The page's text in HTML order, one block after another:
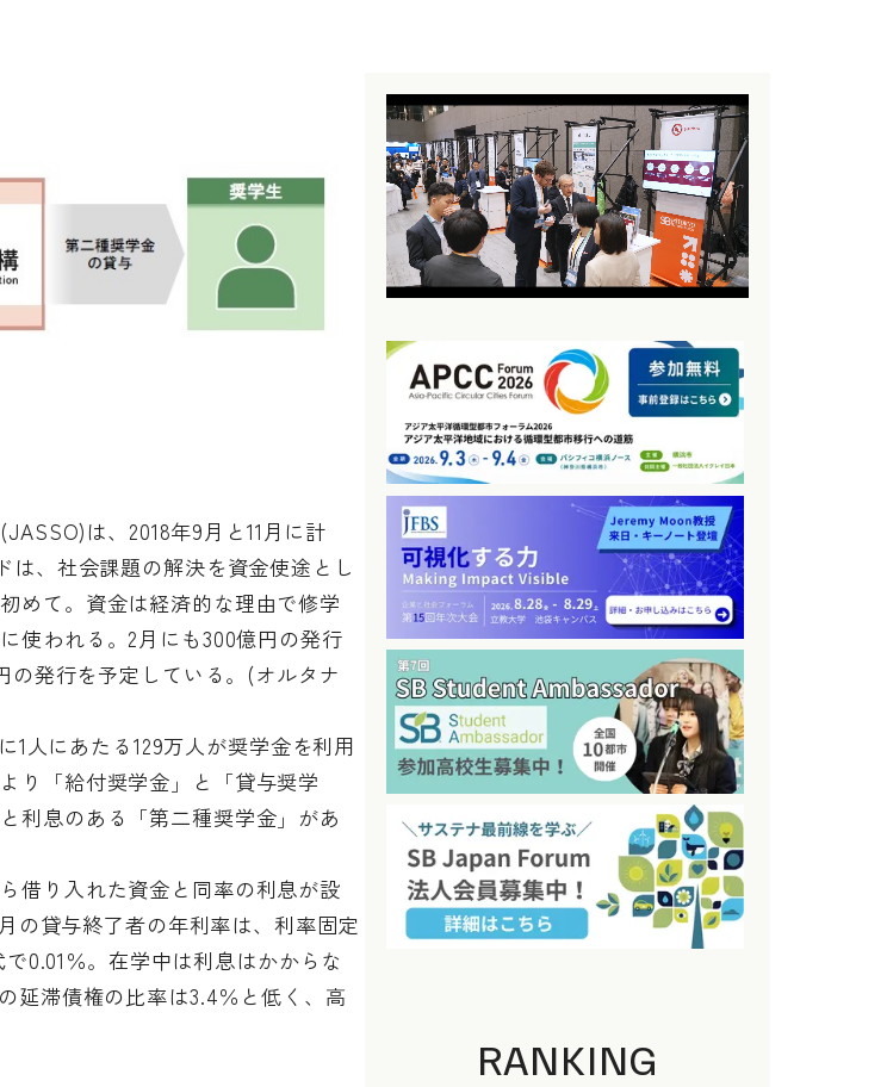
は、2018年9月と11月に計
、社会課題の解決を資金使途とし
めて。資金は経済的な理由で修学
使われる。2月にも300億円の発行
の発行を予定している。(オルタナ
人にあたる129万人が奨学金を利用
り「給付奨学金」と「貸与奨学
利息のある「第二種奨学金」があ
借り入れた資金と同率の利息が設
の貸与終了者の年利率は、利率固定
0.01％。在学中は利息はかからな
延滞債権の比率は3.4％と低く、高
RANKING